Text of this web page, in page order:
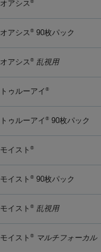
オアシス ®
オアシス ® 90枚パック
オアシス ® 乱視用
トゥルーアイ ®
トゥルーアイ ® 90枚パック
モイスト ®
モイスト ® 90枚パック
モイスト ® 乱視用
モイスト ® マルチフォーカル